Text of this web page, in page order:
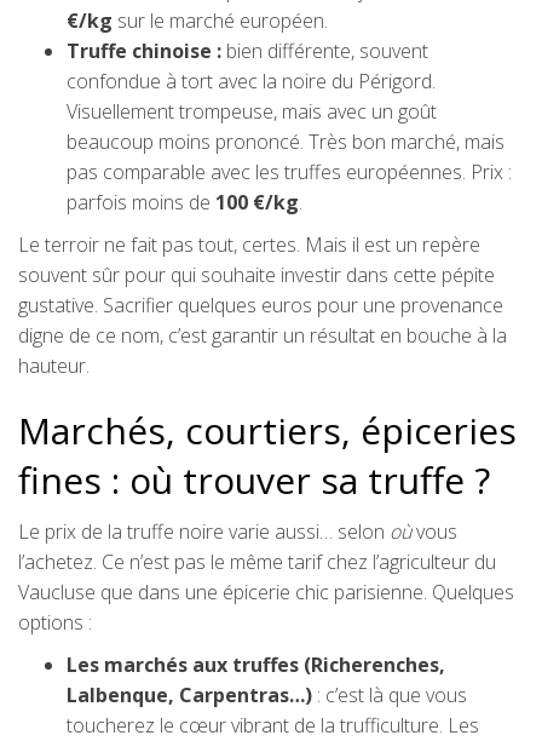
€/kg sur le marché européen.
Truffe chinoise : bien différente, souvent
confondue à tort avec la noire du Périgord.
Visuellement trompeuse, mais avec un goût
beaucoup moins prononcé. Très bon marché, mais
pas comparable avec les truffes européennes. Prix :
parfois moins de 100 €/kg.
Le terroir ne fait pas tout, certes. Mais il est un repère
souvent sûr pour qui souhaite investir dans cette pépite
gustative. Sacrifier quelques euros pour une provenance
digne de ce nom, c’est garantir un résultat en bouche à la
hauteur.
Marchés, courtiers, épiceries
fines : où trouver sa truffe ?
Le prix de la truffe noire varie aussi… selon oùvous
l’achetez. Ce n’est pas le même tarif chez l’agriculteur du
Vaucluse que dans une épicerie chic parisienne. Quelques
options :
Les marchés aux truffes (Richerenches,
Lalbenque, Carpentras…) : c’est là que vous
toucherez le cœur vibrant de la trufficulture. Les